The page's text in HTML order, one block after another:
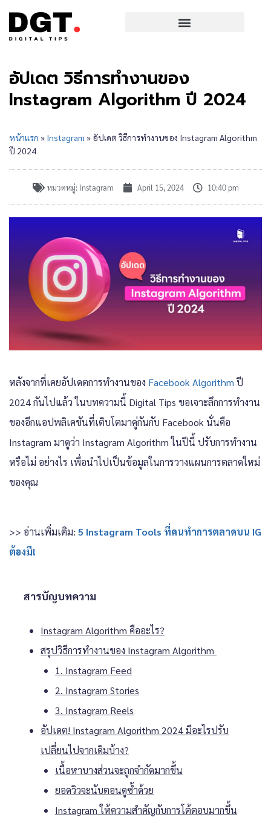
อัปเดต วิธีการทำงานของ
Instagram Algorithm ปี 2024
หน้าแรก » Instagram » อัปเดต วิธีการทำงานของ Instagram Algorithm
ปี 2024
หมวดหมู่: Instagram April 15, 2024 10:40 pm
หลังจากที่เคยอัปเดตการทำงานของ Facebook Algorithmปี
2024 กันไปแล้ว ในบทความนี้ Digital Tips ขอเจาะลึกการทำงาน
ของอีกแอปพลิเคชันที่เติบโตมาคู่กันกับ Facebook นั่นคือ
Instagram มาดูว่า Instagram Algorithm ในปีนี้ ปรับการทำงาน
หรือไม่ อย่างไร เพื่อนำไปเป็นข้อมูลในการวางแผนการตลาดใหม่
ของคุณ
>> อ่านเพิ่มเติม: 5 Instagram Tools ที่คนทำการตลาดบน IG
ต้องมี!
สารบัญบทความ
Instagram Algorithm คืออะไร?
สรุปวิธีการทำงานของ Instagram Algorithm
1. Instagram Feed
2. Instagram Stories
3. Instagram Reels
อัปเดต! Instagram Algorithm 2024 มีอะไรปรับ
เปลี่ยนไปจากเดิมบ้าง?
เนื้อหาบางส่วนจะถูกจำกัดมากขึ้น
ยอดวิวจะนับตอนดูซ้ำด้วย
Instagram ให้ความสำคัญกับการโต้ตอบมากขึ้น